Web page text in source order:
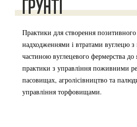
ҐРУНТІ
Практики для створення
надходженнями і втратами вуглецю
частиною вуглецевого фермерства до
практики з управління поживними
пасовищах, агролісівництво та
управління торфовищами.